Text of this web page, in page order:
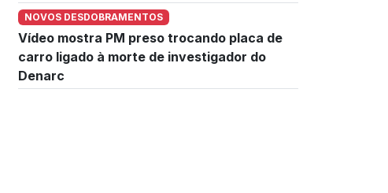
NOVOS DESDOBRAMENTOS
Vídeo mostra PM preso trocando placa de
carro ligado à morte de investigador do
Denarc